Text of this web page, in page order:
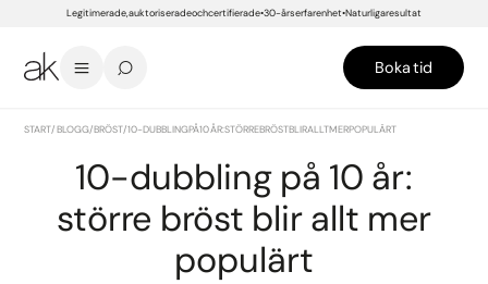
Legitimerade, auktoriserade och certifierade 30-års erfarenhet Naturliga resultat
Boka tid
START/BLOGG/BRÖST/10-DUBBLING PÅ 10 ÅR: STÖRRE BRÖST BLIR ALLT MER POPULÄRT
10-dubbling på 10 år:
större bröst blir allt mer
populärt